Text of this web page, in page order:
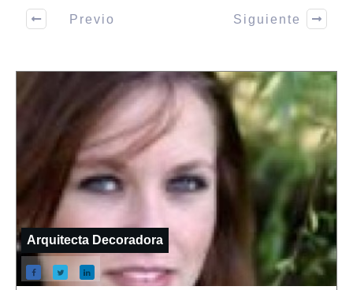
Previo Siguiente
Arquitecta Decoradora